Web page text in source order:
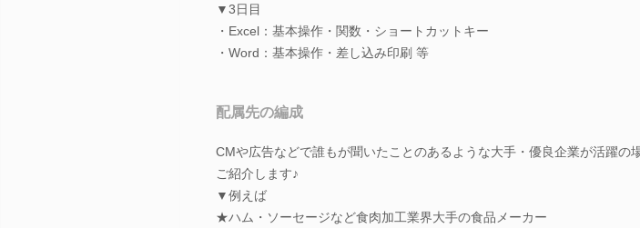
▼3日目
・Excel：基本操作・関数・ショートカットキー
・Word：基本操作・差し込み印刷 等
配属先の編成
CMや広告などで誰もが聞いたことのあるような大手・優良企業が活躍の
ご紹介します♪
▼例えば
★ハム・ソーセージなど食肉加工業界大手の食品メーカー